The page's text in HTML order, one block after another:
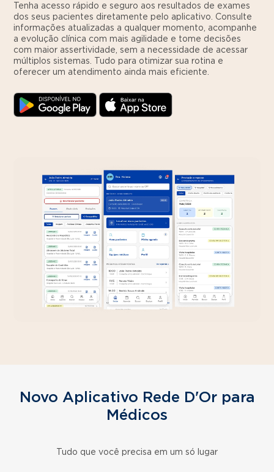
Tenha acesso rápido e seguro aos resultados de exames
dos seus pacientes diretamente pelo aplicativo. Consulte
informações atualizadas a qualquer momento, acompanhe
a evolução clínica com mais agilidade e tome decisões
com maior assertividade, sem a necessidade de acessar
múltiplos sistemas. Tudo para otimizar sua rotina e
oferecer um atendimento ainda mais eficiente.
Novo Aplicativo Rede D'Or para
Médicos
Tudo que você precisa em um só lugar